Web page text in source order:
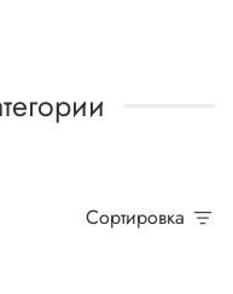
Сортировка